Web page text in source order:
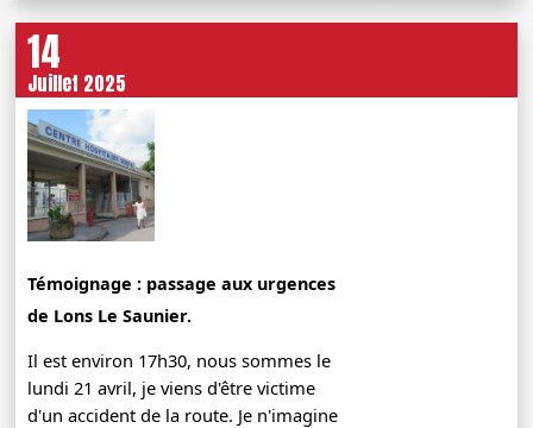
14
Juillet 2025
Témoignage : passage aux urgences
de Lons Le Saunier.
Il est environ 17h30, nous sommes le
lundi 21 avril, je viens d'être victime
d'un accident de la route. Je n'imagine